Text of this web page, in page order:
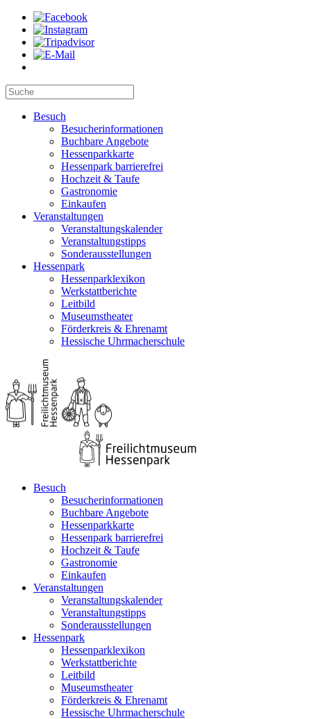
Besuch
Besucherinformationen
Buchbare Angebote
Hessenparkkarte
Hessenpark barrierefrei
Hochzeit & Taufe
Gastronomie
Einkaufen
Veranstaltungen
Veranstaltungskalender
Veranstaltungstipps
Sonderausstellungen
Hessenpark
Hessenparklexikon
Werkstattberichte
Leitbild
Museumstheater
Förderkreis & Ehrenamt
Hessische Uhrmacherschule
Besuch
Besucherinformationen
Buchbare Angebote
Hessenparkkarte
Hessenpark barrierefrei
Hochzeit & Taufe
Gastronomie
Einkaufen
Veranstaltungen
Veranstaltungskalender
Veranstaltungstipps
Sonderausstellungen
Hessenpark
Hessenparklexikon
Werkstattberichte
Leitbild
Museumstheater
Förderkreis & Ehrenamt
Hessische Uhrmacherschule